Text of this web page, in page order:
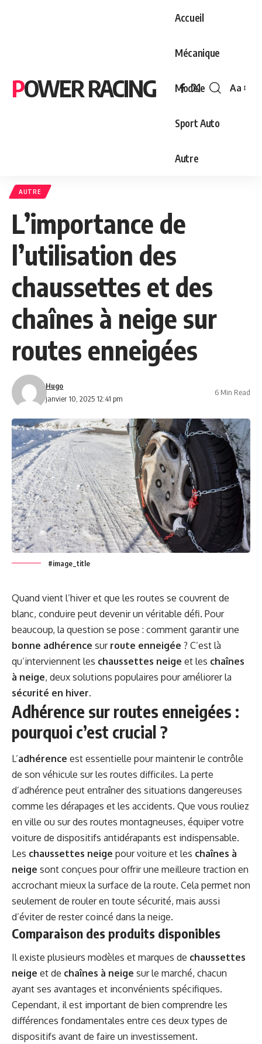
POWER RACING
Accueil
Mécanique
Modèle
Sport Auto
Autre
Font
Aa
AUTRE
L’importance de
l’utilisation des
chaussettes et des
chaînes à neige sur
routes enneigées
janvier 10, 2025 12:41 pm
Hugo
6 Min Read
#image_title
Quand vient l’hiver et que les routes se couvrent de
blanc, conduire peut devenir un véritable défi. Pour
beaucoup, la question se pose : comment garantir une
bonne adhérence sur route enneigée ? C’est là
qu’interviennent les chaussettes neige et les chaînes
à neige, deux solutions populaires pour améliorer la
sécurité en hiver.
Adhérence sur routes enneigées :
pourquoi c’est crucial ?
L’adhérence est essentielle pour maintenir le contrôle
de son véhicule sur les routes difficiles. La perte
d’adhérence peut entraîner des situations dangereuses
comme les dérapages et les accidents. Que vous rouliez
en ville ou sur des routes montagneuses, équiper votre
voiture de dispositifs antidérapants est indispensable.
Les chaussettes neige pour voiture et les chaînes à
neige sont conçues pour offrir une meilleure traction en
accrochant mieux la surface de la route. Cela permet non
seulement de rouler en toute sécurité, mais aussi
d’éviter de rester coincé dans la neige.
Comparaison des produits disponibles
Il existe plusieurs modèles et marques de chaussettes
neige et de chaînes à neige sur le marché, chacun
ayant ses avantages et inconvénients spécifiques.
Cependant, il est important de bien comprendre les
différences fondamentales entre ces deux types de
dispositifs avant de faire un investissement.